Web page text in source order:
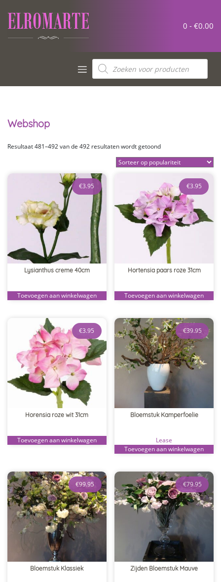
naar
inhoud
0 - €0.00
Producten
zoeken
Webshop
Resultaat 481–492 van de 492 resultaten wordt getoondGesorteerd
populariteit
Lysianthus creme 40cm
€3.95
Toevoegen aan winkelwagen
Hortensia paars roze 31cm
€3.95
Toevoegen aan winkelwagen
Horensia roze wit 31cm
€3.95
Toevoegen aan winkelwagen
Bloemstuk Kamperfoelie
€39.95
Lease
Toevoegen aan winkelwagen
Bloemstuk Klassiek
€99.95
Zijden Bloemstuk Mauve
€79.95